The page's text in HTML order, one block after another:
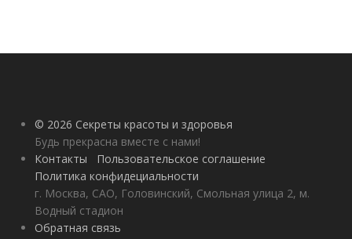
© 2026 Секреты красоты и здоровья
Будь прекрасна вместе с нами!
Контакты
Пользовательское соглашение
Политика конфидециальности
г. Москва, САО, Головинский, Смольная улица 2, м.
Водный стадион
Обратная связь